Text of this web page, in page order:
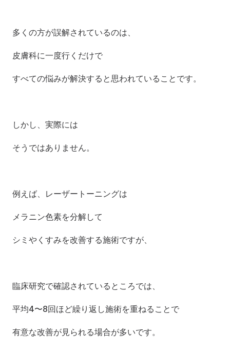
多くの方が誤解されているのは、
皮膚科に一度行くだけで
すべての悩みが解決すると思われていることです。
しかし、実際には
そうではありません。
例えば、レーザートーニングは
メラニン色素を分解して
シミやくすみを改善する施術ですが、
臨床研究で確認されているところでは、
平均4〜8回ほど繰り返し施術を重ねることで
有意な改善が見られる場合が多いです。